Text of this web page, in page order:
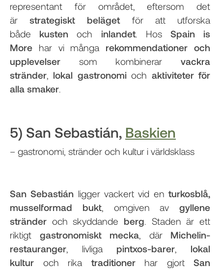
representant för området, eftersom det
ärstrategiskt belägetför att utforska
både kusten och inlandet. Hos Spain is
More har vi många rekommendationer och
upplevelser som kombinerar vackra
stränder, lokal gastronomioch aktiviteter för
alla smaker.
5) San Sebastián, Baskien
– gastronomi, stränder och kultur i världsklass
San Sebastián ligger vackert vid enturkosblå,
musselformad bukt, omgiven av gyllene
stränder och skyddande berg. Staden är ett
riktigt gastronomiskt mecka, där Michelin-
restauranger, livliga pintxos-barer, lokal
kultur och rika traditionerhar gjort San